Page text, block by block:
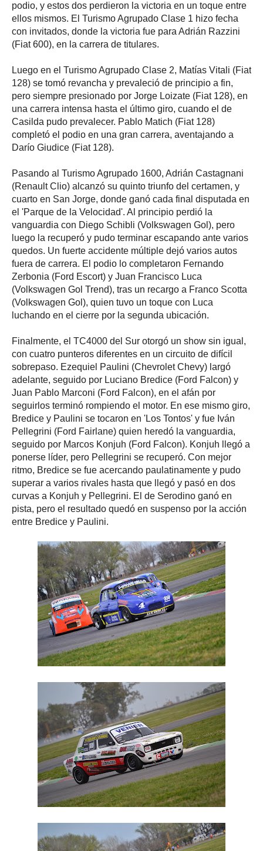
podio, y estos dos perdieron la victoria en un toque entre
ellos mismos. El Turismo Agrupado Clase 1 hizo fecha
con invitados, donde la victoria fue para Adrián Razzini
(Fiat 600), en la carrera de titulares.
Luego en el Turismo Agrupado Clase 2, Matías Vitali (Fiat
128) se tomó revancha y prevaleció de principio a fin,
pero siempre presionado por Jorge Loizate (Fiat 128), en
una carrera intensa hasta el último giro, cuando el de
Casilda pudo prevalecer. Pablo Matich (Fiat 128)
completó el podio en una gran carrera, aventajando a
Darío Giudice (Fiat 128).
Pasando al Turismo Agrupado 1600, Adrián Castagnani
(Renault Clio) alcanzó su quinto triunfo del certamen, y
cuarto en San Jorge, donde ganó cada final disputada en
el 'Parque de la Velocidad'. Al principio perdió la
vanguardia con Diego Schibli (Volkswagen Gol), pero
luego la recuperó y pudo terminar escapando ante varios
quedos. Un fuerte accidente múltiple dejó varios autos
fuera de carrera. El podio lo completaron Fernando
Zerbonia (Ford Escort) y Juan Francisco Luca
(Volkswagen Gol Trend), tras un recargo a Franco Scotta
(Volkswagen Gol), quien tuvo un toque con Luca
luchando en el cierre por la segunda ubicación.
Finalmente, el TC4000 del Sur otorgó un show sin igual,
con cuatro punteros diferentes en un circuito de difícil
sobrepaso. Ezequiel Paulini (Chevrolet Chevy) largó
adelante, seguido por Luciano Bredice (Ford Falcon) y
Juan Pablo Marconi (Ford Falcon), en el afán por
seguirlos terminó rompiendo el motor. En ese mismo giro,
Bredice y Paulini se tocaron en 'Los Tontos' y fue Iván
Pellegrini (Ford Fairlane) quien heredó la vanguardia,
seguido por Marcos Konjuh (Ford Falcon). Konjuh llegó a
ponerse líder, pero Pellegrini se recuperó. Con mejor
ritmo, Bredice se fue acercando paulatinamente y pudo
superar a varios rivales hasta que llegó y pasó en dos
curvas a Konjuh y Pellegrini. El de Serodino ganó en
pista, pero el resultado quedó en suspenso por la acción
entre Bredice y Paulini.